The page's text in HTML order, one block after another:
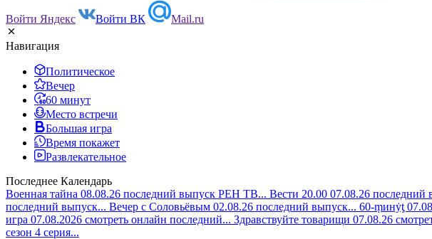
Войти Яндекс Войти ВК Mail.ru
Навигация
Политическое
Вечер
60 минут
Место встречи
Большая игра
Время покажет
Развлекательное
Последнее Календарь
Военная тайна 08.08.26 последний выпуск РЕН ТВ... Вести 20.00 07.08.26 последний
последний выпуск... Вечер с Соловьёвым 02.08.26 последний выпуск... 60-ṃинẏƫ
игра 07.08.2026 смотреть онлайн последний... Здравствуйте товарищи 07.08.26
сезон 4 серия...